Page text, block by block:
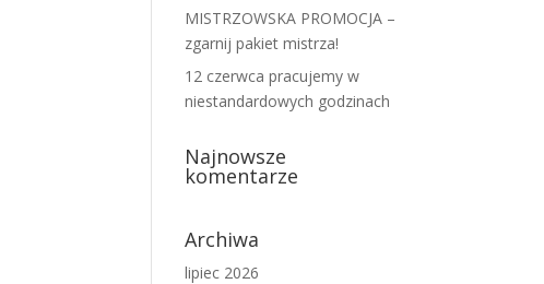
MISTRZOWSKA PROMOCJA –
zgarnij pakiet mistrza!
12 czerwca pracujemy w
niestandardowych godzinach
Najnowsze
komentarze
Archiwa
lipiec 2026